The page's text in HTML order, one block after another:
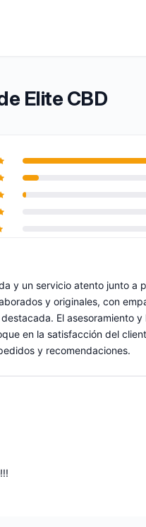
Elite CBD
de 10
y un servicio atento junto a
y originales, con
El asesoramiento
en la satisfacción del
y recomendaciones.